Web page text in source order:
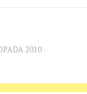
2010 ·